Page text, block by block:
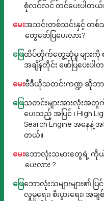
စုံလင်လင် တင်ပေးပါတယ်
မေးအသင်းတစ်သင်းနှင့် တ
တွေဖော်ပြပေးလား?
ဖြေထိပ်တိုက်တွေ့ဆုံမှု များကို
အချိန်တိုင်း ဖော်ပြပေးပါ
မေးဗီဒီယိုသတင်းကဏ္ဍ ဆိုဘာ
ဖြေသတင်းများအားလုံးအတွ
ပေးသည့် အပြင် ၊ High
Search Engine အနေနဲ့
တယ်။
မေးဘောလုံးသမားတွေရဲ့
ပေးလား ?
ဖြေဘောလုံးသများများ၏ ပ
လှုမှုရေး၊ စီးပွားရေး၊ အ